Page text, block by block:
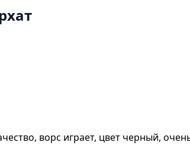
ворс играет, цвет черный,